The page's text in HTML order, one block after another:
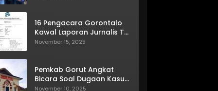
16 Pengacara Gorontalo
Kawal Laporan Jurnalis TV
One
November 15, 2025
Pemkab Gorut Angkat
Bicara Soal Dugaan Kasus
Asusila Oknum ASN
November 10, 2025